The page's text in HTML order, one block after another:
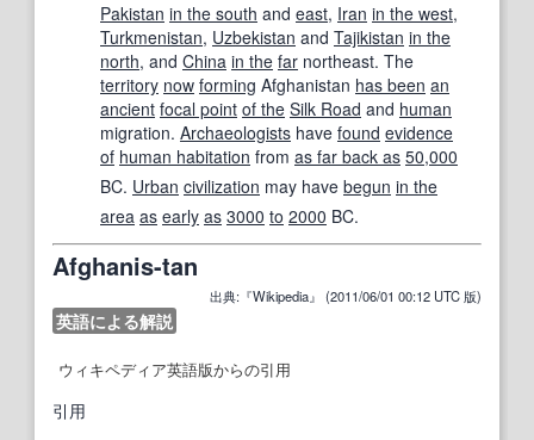
Pakistan in the south and east, Iran in the west,
Turkmenistan, Uzbekistan and Tajikistan in the
north, and China in the far northeast. The
territory now forming Afghanistan has been an
ancient focal point of the Silk Road and human
migration. Archaeologists have found evidence
of human habitation from as far back as 50,000
BC. Urban civilization may have begun in the
area as early as 3000 to 2000 BC.
Afghanis-tan
出典:『Wikipedia』 (2011/06/01 00:12 UTC 版)
英語による解説
ウィキペディア英語版からの引用
引用